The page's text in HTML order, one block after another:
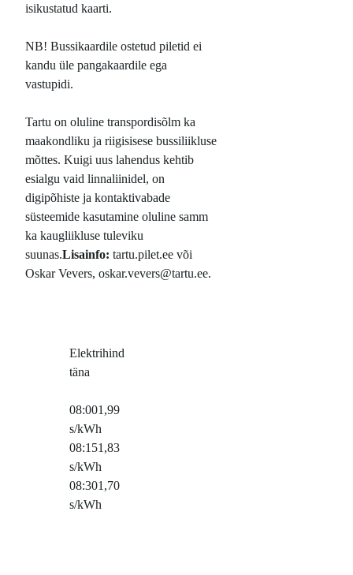
isikustatud kaarti.
NB! Bussikaardile ostetud piletid ei
kandu üle pangakaardile ega
vastupidi.
Tartu on oluline transpordisõlm ka
maakondliku ja riigisisese bussiliikluse
mõttes. Kuigi uus lahendus kehtib
esialgu vaid linnaliinidel, on
digipõhiste ja kontaktivabade
süsteemide kasutamine oluline samm
ka kaugliikluse tuleviku
suunas.Lisainfo: tartu.pilet.ee või
Oskar Vevers, oskar.vevers@tartu.ee.
Elektrihind
täna
08:001,99
s/kWh
08:151,83
s/kWh
08:301,70
s/kWh